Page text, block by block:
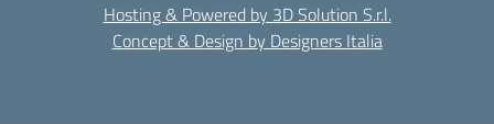
Hosting & Powered by 3D Solution S.r.l.
Concept & Design by Designers Italia